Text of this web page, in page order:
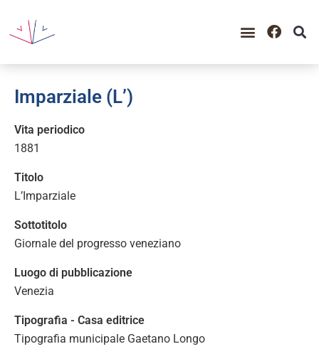
Imparziale (L’)
Vita periodico
1881
Titolo
L’Imparziale
Sottotitolo
Giornale del progresso veneziano
Luogo di pubblicazione
Venezia
Tipografia - Casa editrice
Tipografia municipale Gaetano Longo